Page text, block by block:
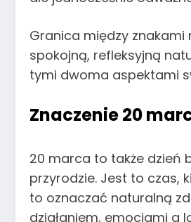
Granica między
spokojną, refleksyjną
tymi dwoma aspektami
Znaczenie 20
20 marca to także dzień
przyrodzie. Jest to czas,
to oznaczać naturalną
działaniem, emocjami a